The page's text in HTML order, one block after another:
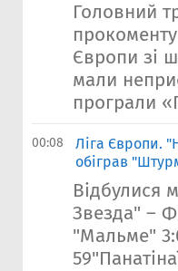
Головний
Європи зі
мали
програли
00:08
Ліга Європи.
обіграв
Відбулися
Звезда" –
"Мальме"